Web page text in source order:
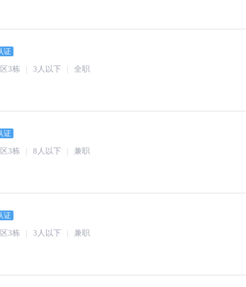
证
3栋 3人以下 全职
证
3栋 8人以下 兼职
证
3栋 3人以下 兼职